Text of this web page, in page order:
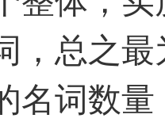
，总之
名词数